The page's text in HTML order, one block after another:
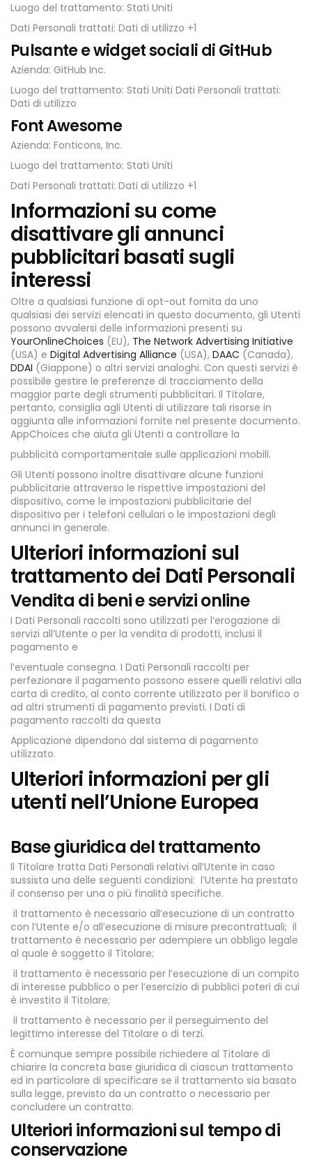
Luogo del trattamento: Stati Uniti
Dati Personali trattati: Dati di utilizzo +1
Pulsante e widget sociali di GitHub
Azienda: GitHub Inc.
Luogo del trattamento: Stati Uniti Dati Personali trattati:
Dati di utilizzo
Font Awesome
Azienda: Fonticons, Inc.
Luogo del trattamento: Stati Uniti
Dati Personali trattati: Dati di utilizzo +1
Informazioni su come
disattivare gli annunci
pubblicitari basati sugli
interessi
Oltre a qualsiasi funzione di opt-out fornita da uno
qualsiasi dei servizi elencati in questo documento, gli Utenti
possono avvalersi delle informazioni presenti su
YourOnlineChoices (EU), The Network Advertising Initiative
(USA) e Digital Advertising Alliance (USA), DAAC (Canada),
DDAI (Giappone) o altri servizi analoghi. Con questi servizi è
possibile gestire le preferenze di tracciamento della
maggior parte degli strumenti pubblicitari. Il Titolare,
pertanto, consiglia agli Utenti di utilizzare tali risorse in
aggiunta alle informazioni fornite nel presente documento.
AppChoices che aiuta gli Utenti a controllare la
pubblicità comportamentale sulle applicazioni mobili.
Gli Utenti possono inoltre disattivare alcune funzioni
pubblicitarie attraverso le rispettive impostazioni del
dispositivo, come le impostazioni pubblicitarie del
dispositivo per i telefoni cellulari o le impostazioni degli
annunci in generale.
Ulteriori informazioni sul
trattamento dei Dati Personali
Vendita di beni e servizi online
I Dati Personali raccolti sono utilizzati per l’erogazione di
servizi all’Utente o per la vendita di prodotti, inclusi il
pagamento e
l’eventuale consegna. I Dati Personali raccolti per
perfezionare il pagamento possono essere quelli relativi alla
carta di credito, al conto corrente utilizzato per il bonifico o
ad altri strumenti di pagamento previsti. I Dati di
pagamento raccolti da questa
Applicazione dipendono dal sistema di pagamento
utilizzato.
Ulteriori informazioni per gli
utenti nell’Unione Europea
Base giuridica del trattamento
Il Titolare tratta Dati Personali relativi all’Utente in caso
sussista una delle seguenti condizioni: l’Utente ha prestato
il consenso per una o più finalità specifiche.
il trattamento è necessario all’esecuzione di un contratto
con l’Utente e/o all’esecuzione di misure precontrattuali; il
trattamento è necessario per adempiere un obbligo legale
al quale è soggetto il Titolare;
il trattamento è necessario per l’esecuzione di un compito
di interesse pubblico o per l’esercizio di pubblici poteri di cui
è investito il Titolare;
il trattamento è necessario per il perseguimento del
legittimo interesse del Titolare o di terzi.
È comunque sempre possibile richiedere al Titolare di
chiarire la concreta base giuridica di ciascun trattamento
ed in particolare di specificare se il trattamento sia basato
sulla legge, previsto da un contratto o necessario per
concludere un contratto.
Ulteriori informazioni sul tempo di
conservazione